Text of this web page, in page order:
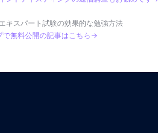
キスパート試験の効果的な勉強方法
で無料公開の記事はこちら→